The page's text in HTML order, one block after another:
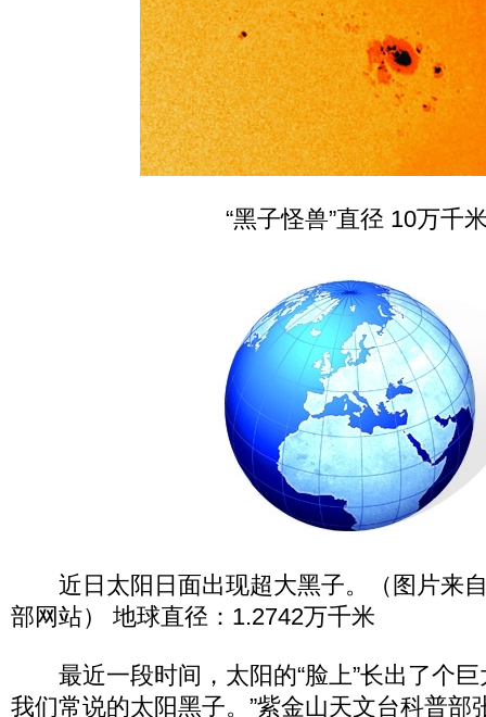
“黑子怪兽”直径 10万千
近日太阳日面出现超大黑子。（图片来
部网站） 地球直径：1.2742万千米
最近一段时间，太阳的“脸上”长出了个巨
我们常说的太阳黑子。”紫金山天文台科普部